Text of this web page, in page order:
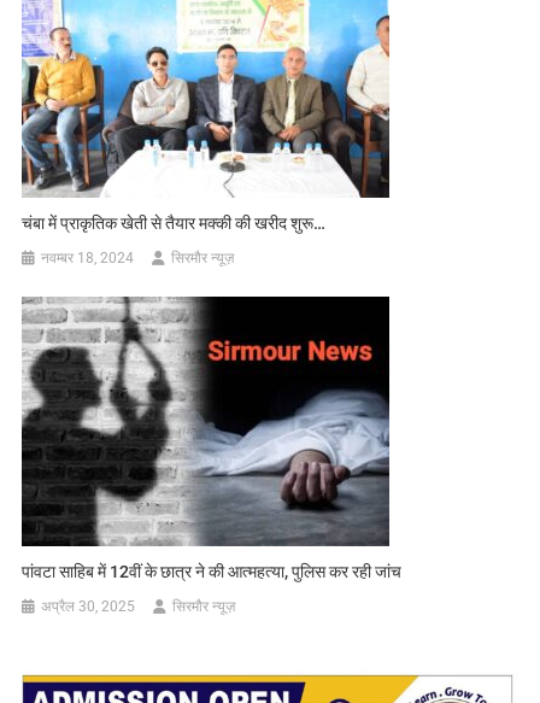
चंबा में प्राकृतिक खेती से तैयार मक्की की खरीद शुरू…
नवम्बर 18, 2024 सिरमौर न्यूज़
पांवटा साहिब में 12वीं के छात्र ने की आत्महत्या, पुलिस कर रही जांच
अप्रैल 30, 2025 सिरमौर न्यूज़